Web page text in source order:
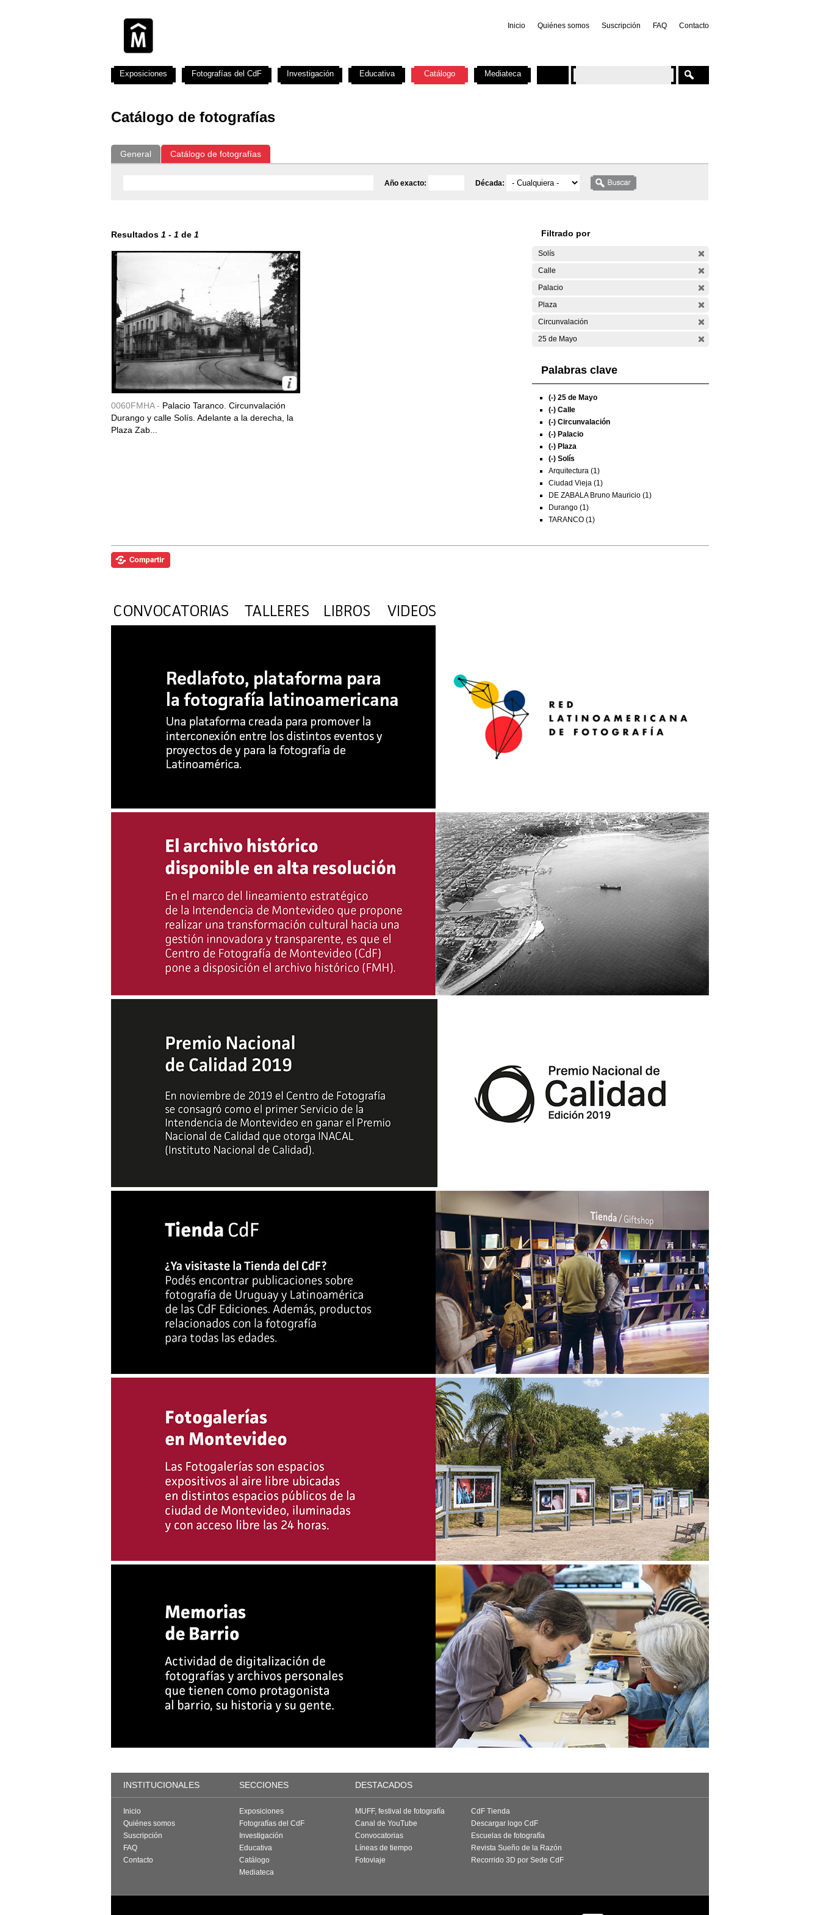
Inicio Quiénes somos Suscripción FAQ Contacto
Catálogo de fotografías
General Catálogo de fotografías
Año exacto: Década:
Resultados 1 - 1 de 1
0060FMHA - Palacio Taranco. Circunvalación
Durango y calle Solís. Adelante a la derecha, la
Plaza Zab...
Filtrado por
Solís
Calle
Palacio
Plaza
Circunvalación
25 de Mayo
Palabras clave
(-) 25 de Mayo
(-) Calle
(-) Circunvalación
(-) Palacio
(-) Plaza
(-) Solís
Arquitectura (1)
Ciudad Vieja (1)
DE ZABALA Bruno Mauricio (1)
Durango (1)
TARANCO (1)
Exposiciones Fotografías del CdF Investigación Educativa Catálogo Mediateca
INSTITUCIONALES SECCIONES DESTACADOS
Inicio
Quiénes somos
Suscripción
FAQ
Contacto
Exposiciones
Fotografías del CdF
Investigación
Educativa
Catálogo
Mediateca
MUFF, festival de fotografía
Canal de YouTube
Convocatorias
Líneas de tiempo
Fotoviaje
CdF Tienda
Descargar logo CdF
Escuelas de fotografía
Revista Sueño de la Razón
Recorrido 3D por Sede CdF